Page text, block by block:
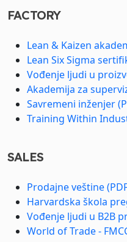
FACTORY
Lean & Kaizen
Lean Six Sigma
Vođenje ljudi u
Akademija za
Savremeni inženjer
Training Within
SALES
Prodajne veštine
Harvardska škola
Vođenje ljudi u B2B
World of Trade -